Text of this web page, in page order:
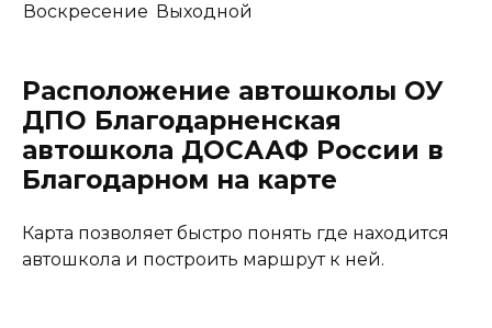
Воскресение Выходной
Расположение автошколы ОУ
ДПО Благодарненская
автошкола ДОСААФ России в
Благодарном на карте
Карта позволяет быстро понять где находится
автошкола и построить маршрут к ней.